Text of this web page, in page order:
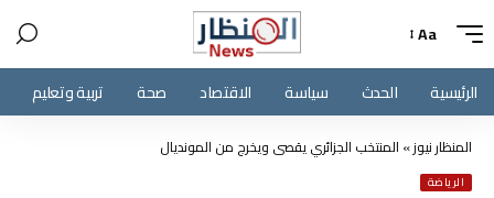
Aa
الرئيسية الحدث سياسة الاقتصاد صحة تربية وتعليم
المنظار نيوز» المنتخب الجزائري يقصى ويخرج من المونديال
الرياضة